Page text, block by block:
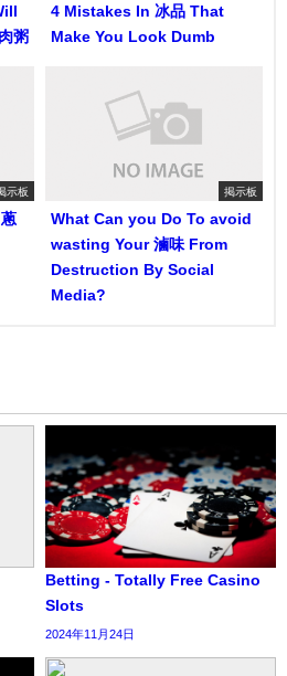
粥
4 Mistakes In 冰品 That
Make You Look Dumb
示板 掲示板
What Can you Do To avoid
wasting Your 滷味 From
Destruction By Social
Media?
Betting - Totally Free Casino
Slots
2024年11月24日